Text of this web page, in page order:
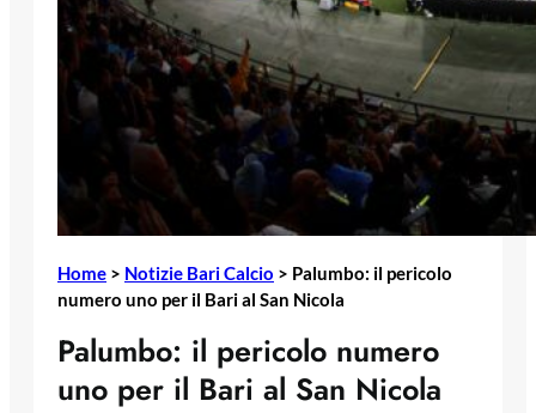
Home > Notizie Bari Calcio > Palumbo: il pericolo
numero uno per il Bari al San Nicola
Palumbo: il pericolo numero
uno per il Bari al San Nicola